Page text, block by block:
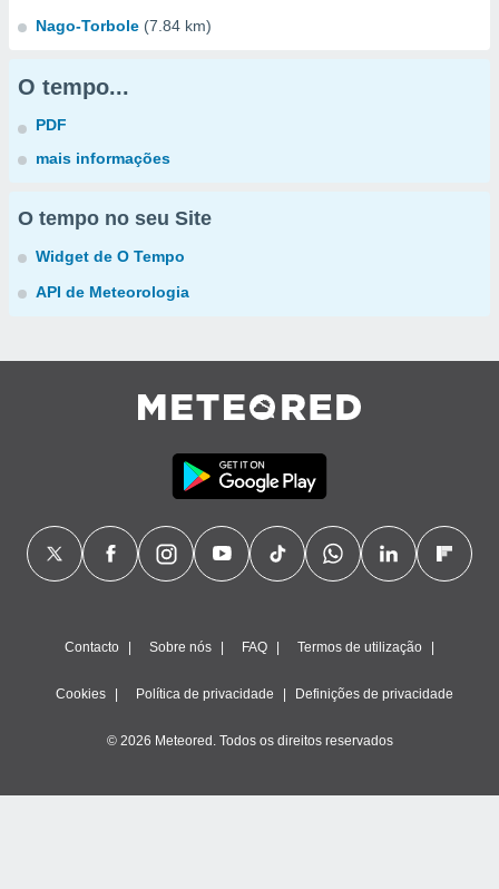
Nago-Torbole (7.84 km)
O tempo...
PDF
mais informações
O tempo no seu Site
Widget de O Tempo
API de Meteorologia
Contacto Sobre nós FAQ Termos de utilização
Cookies Política de privacidade Definições de privacidade
© 2026 Meteored. Todos os direitos reservados